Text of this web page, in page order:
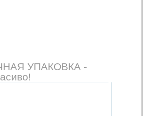
УПАКОВКА -